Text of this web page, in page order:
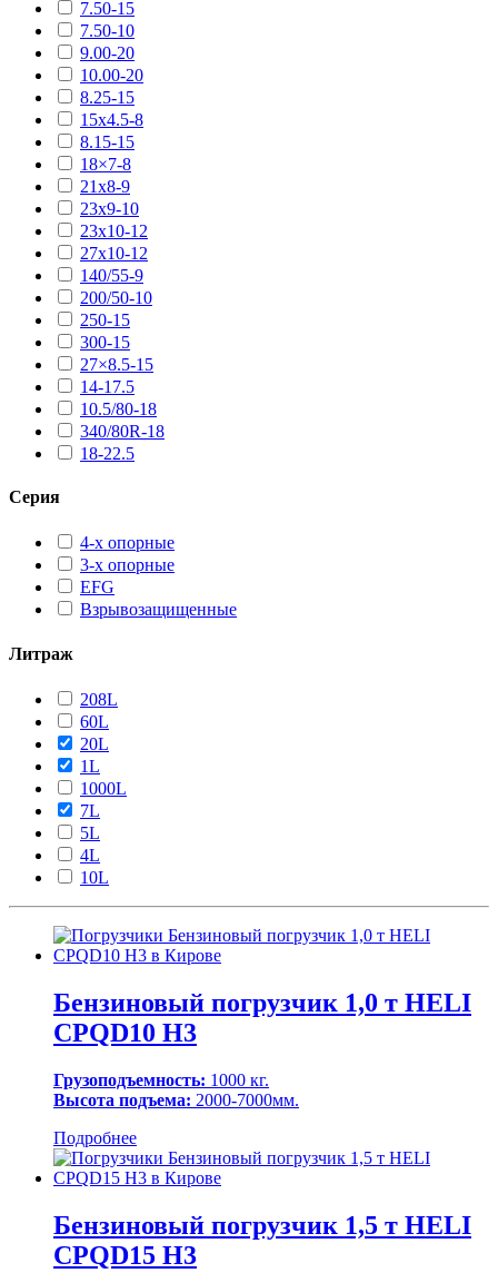
7.50-15
7.50-10
9.00-20
10.00-20
8.25-15
15х4.5-8
8.15-15
18×7-8
21х8-9
23х9-10
23х10-12
27х10-12
140/55-9
200/50-10
250-15
300-15
27×8.5-15
14-17.5
10.5/80-18
340/80R-18
18-22.5
Серия
4-х опорные
3-х опорные
EFG
Взрывозащищенные
Литраж
208L
60L
20L
1L
1000L
7L
5L
4L
10L
Бензиновый погрузчик 1,0 т HELI
CPQD10 H3
Грузоподъемность: 1000 кг.
Высота подъема: 2000-7000мм.
Подробнее
Бензиновый погрузчик 1,5 т HELI
CPQD15 H3